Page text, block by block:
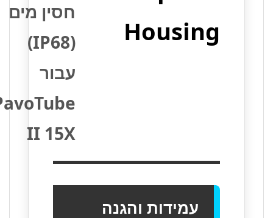
Housing
חסין מים
(IP68)
עבור
PavoTube
II 15X
עמידות והגנה